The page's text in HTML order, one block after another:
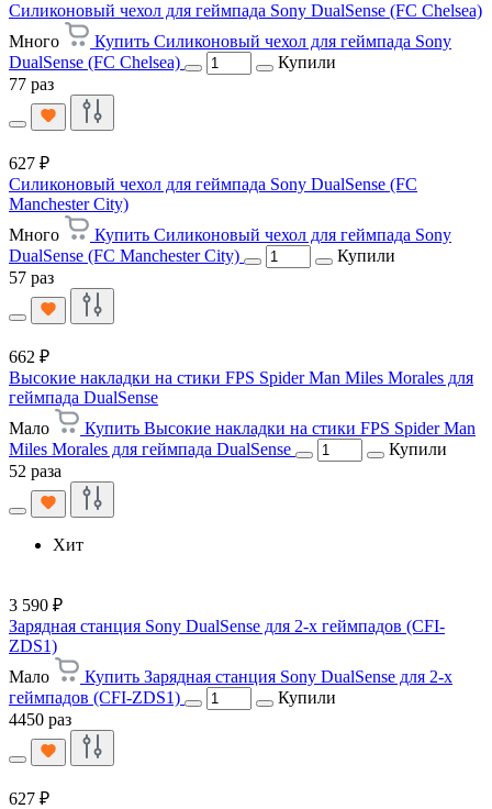
Силиконовый чехол для геймпада Sony DualSense (FC Chelsea)
Много
Купить Силиконовый чехол для геймпада Sony
DualSense (FC Chelsea)
Купили
77 раз
627 ₽
Силиконовый чехол для геймпада Sony DualSense (FC
Manchester City)
Много
Купить Силиконовый чехол для геймпада Sony
DualSense (FC Manchester City)
Купили
57 раз
662 ₽
Высокие накладки на стики FPS Spider Man Miles Morales для
геймпада DualSense
Мало
Купить Высокие накладки на стики FPS Spider Man
Miles Morales для геймпада DualSense
Купили
52 раза
Хит
3 590 ₽
Зарядная станция Sony DualSense для 2-х геймпадов (CFI-
ZDS1)
Мало
Купить Зарядная станция Sony DualSense для 2-х
геймпадов (CFI-ZDS1)
Купили
4450 раз
627 ₽